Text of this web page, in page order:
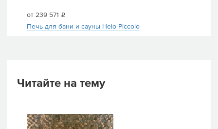
от 239 571 i
Печь для бани и сауны Helo Piccolo
Читайте на тему